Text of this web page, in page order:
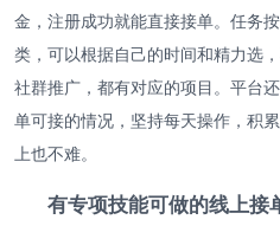
金，注册成功就能直接接单。任务
类，可以根据自己的时间和精力选
社群推广，都有对应的项目。平台
单可接的情况，坚持每天操作，积
上也不难。
有专项技能可做的线上接